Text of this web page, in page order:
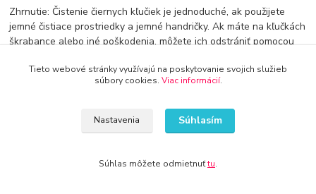
Zhrnutie: Čistenie čiernych kľučiek je jednoduché, ak použijete
jemné čistiace prostriedky a jemné handričky. Ak máte na kľučkách
škrabance alebo iné poškodenia, môžete ich odstrániť pomocou
dôkladne vysušiť a chrániť ich povrch pomocou ochranných
náterových prostriedkov.
Tieto webové stránky využívajú na poskytovanie svojich služieb
súbory cookies. Viac informácií.
Nastavenia Súhlasím
Súhlas môžete odmietnuťtu.